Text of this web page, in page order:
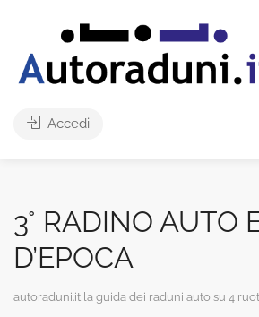
Accedi
3° RADINO AUTO
D’EPOCA
autoraduni.it la guida dei raduni auto su 4